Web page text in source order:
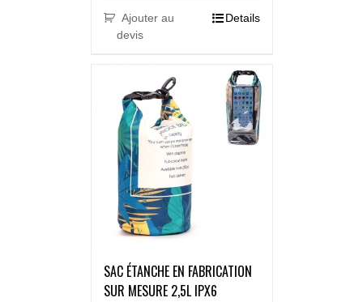
Ajouter au
devis
Details
SAC ÉTANCHE EN FABRICATION
SUR MESURE 2,5L IPX6